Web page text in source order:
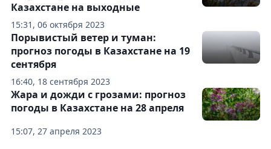
15:31, 06 октября 2023
Казахстане на выходные
16:40, 18 сентября 2023
Порывистый ветер и туман:
прогноз погоды в Казахстане на 19
сентября
15:07, 27 апреля 2023
Жара и дожди с грозами: прогноз
погоды в Казахстане на 28 апреля